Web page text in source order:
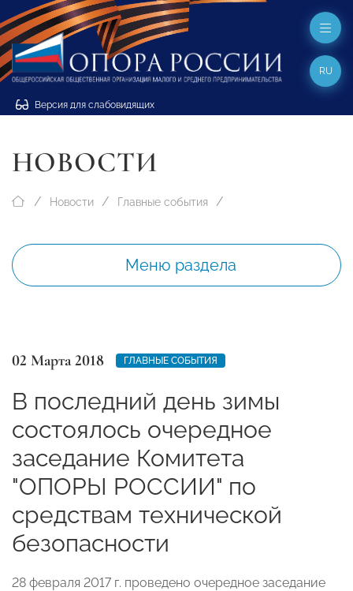
Версия для слабовидящих
RU
НОВОСТИ
Новости Главные события
Меню раздела
02 Марта 2018 ГЛАВНЫЕ СОБЫТИЯ
В последний день зимы
состоялось очередное
заседание Комитета
"ОПОРЫ РОССИИ" по
средствам технической
безопасности
28 февраля 2017 г. проведено очередное заседание